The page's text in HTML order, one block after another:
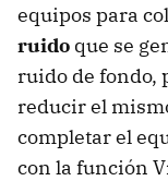
equipos para
ruido que se
ruido de fondo,
reducir el
completar el
con la función